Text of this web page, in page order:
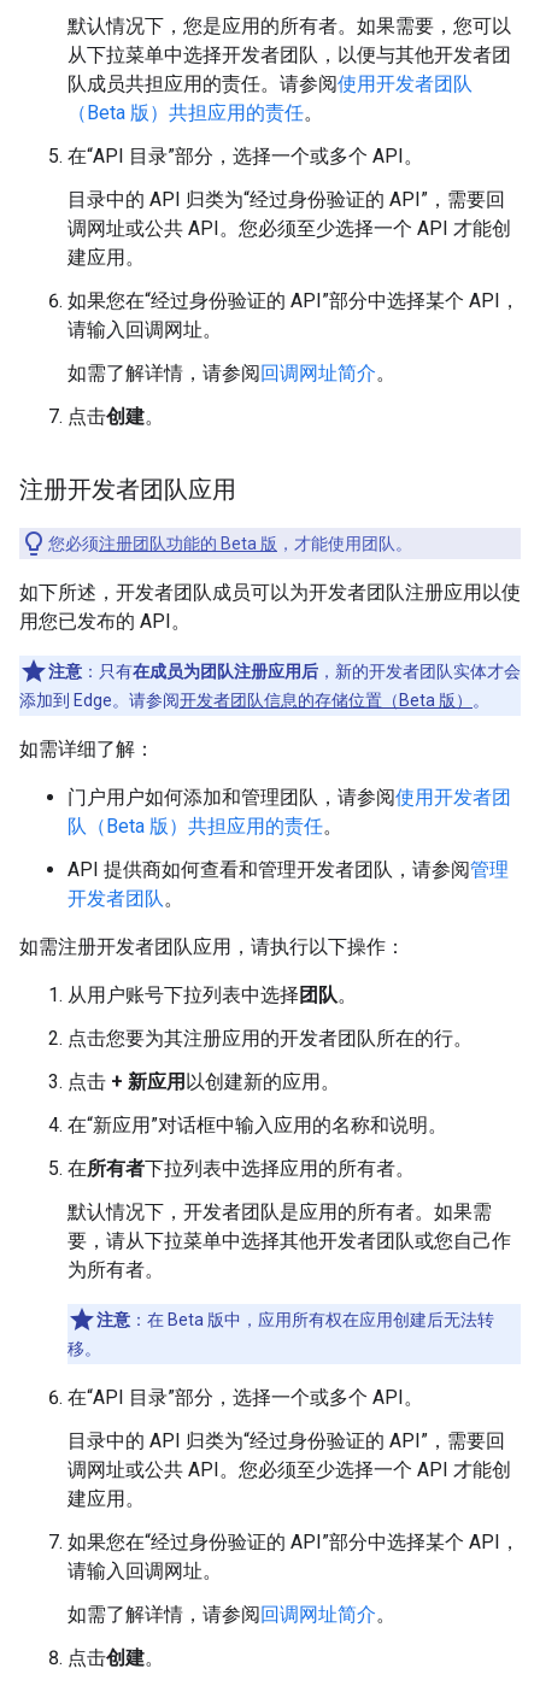
默认情况下，您是应用的所有者。如果需要，您可以
从下拉菜单中选择开发者团队，以便与其他开发者团
队成员共担应用的责任。请参阅使用开发者团队
（Beta 版）共担应用的责任。
在“API 目录”部分，选择一个或多个 API。
目录中的 API 归类为“经过身份验证的 API”，需要回
调网址或公共 API。您必须至少选择一个 API 才能创
建应用。
如果您在“经过身份验证的 API”部分中选择某个 API，
请输入回调网址。
如需了解详情，请参阅回调网址简介。
点击创建。
注册开发者团队应用
您必须注册团队功能的 Beta 版 ，才能使用团队。
如下所述，开发者团队成员可以为开发者团队注册应用以使
用您已发布的 API。
注意 ：只有在成员为团队注册应用后 ，新的开发者团队实体才会
添加到 Edge。请参阅开发者团队信息的存储位置（Beta 版） 。
如需详细了解：
门户用户如何添加和管理团队，请参阅使用开发者团
队（Beta 版）共担应用的责任。
API 提供商如何查看和管理开发者团队，请参阅管理
开发者团队 。
如需注册开发者团队应用，请执行以下操作：
从用户账号下拉列表中选择 团队。
点击您要为其注册应用的开发者团队所在的行。
点击 + 新应用 以创建新的应用。
在“新应用”对话框中输入应用的名称和说明。
在所有者下拉列表中选择应用的所有者。
默认情况下，开发者团队是应用的所有者。如果需
要，请从下拉菜单中选择其他开发者团队或您自己作
为所有者。
注意 ：在 Beta 版中，应用所有权在应用创建后无法转
移。
在“API 目录”部分，选择一个或多个 API。
目录中的 API 归类为“经过身份验证的 API”，需要回
调网址或公共 API。您必须至少选择一个 API 才能创
建应用。
如果您在“经过身份验证的 API”部分中选择某个 API，
请输入回调网址。
如需了解详情，请参阅回调网址简介。
点击创建。